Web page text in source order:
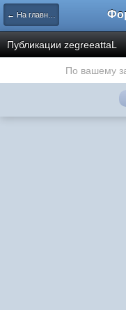
← На главную
Публикации zegreeattaL
По вашему